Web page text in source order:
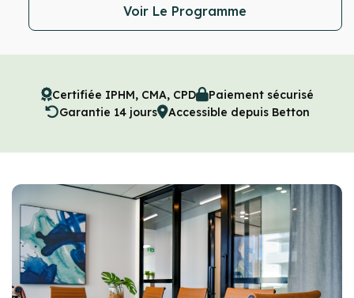
Voir Le Programme
Certifiée IPHM, CMA, CPD
Paiement sécurisé
Garantie 14 jours
Accessible depuis Betton